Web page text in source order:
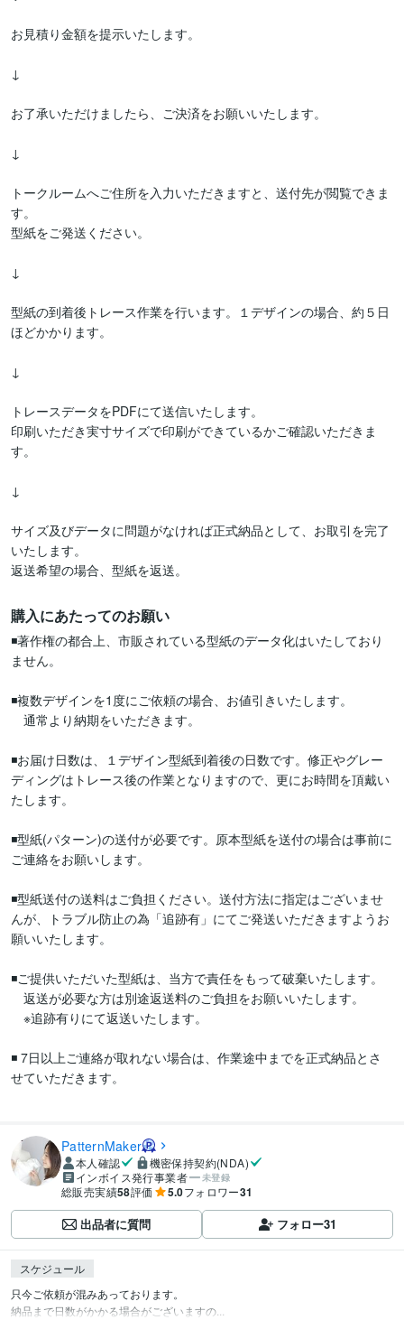
お見積り金額を提示いたします。
↓
お了承いただけましたら、ご決済をお願いいたします。
↓
トークルームへご住所を入力いただきますと、送付先が閲覧できま
す。
型紙をご発送ください。
↓
型紙の到着後トレース作業を行います。１デザインの場合、約５日
ほどかかります。
↓
トレースデータをPDFにて送信いたします。
印刷いただき実寸サイズで印刷ができているかご確認いただきま
す。
↓
サイズ及びデータに問題がなければ正式納品として、お取引を完了
いたします。
購入にあたってのお願い
◾️著作権の都合上、市販されている型紙のデータ化はいたしており
ません。
◾️複数デザインを1度にご依頼の場合、お値引きいたします。
通常より納期をいただきます。
◾️お届け日数は、１デザイン型紙到着後の日数です。修正やグレー
ディングはトレース後の作業となりますので、更にお時間を頂戴い
たします。
◾️型紙(パターン)の送付が必要です。原本型紙を送付の場合は事前に
ご連絡をお願いします。
◾️型紙送付の送料はご負担ください。送付方法に指定はございませ
んが、トラブル防止の為「追跡有」にてご発送いただきますようお
願いいたします。
◾️ご提供いただいた型紙は、当方で責任をもって破棄いたします。
返送が必要な方は別途返送料のご負担をお願いいたします。
※追跡有りにて返送いたします。
◾️ 7日以上ご連絡が取れない場合は、作業途中までを正式納品とさ
せていただきます。
PatternMaker
本人確認
機密保持契約(NDA)
インボイス発行事業者
未登録
総販売実績58評価 5.0フォロワー31
出品者に質問 フォロー31
スケジュール
只今ご依頼が混みあっております。
納品まで日数がかかる場合がございますの...